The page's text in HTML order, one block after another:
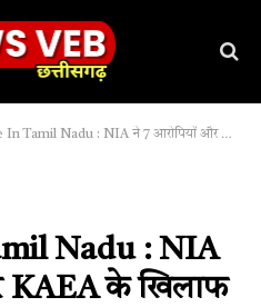
: NIA ने 7 आरोपियों और KAEA के खिलाफ सप्लीमेंट्री चार्जशीट दाखिल की
Nadu : NIA
KAEA के खिलाफ